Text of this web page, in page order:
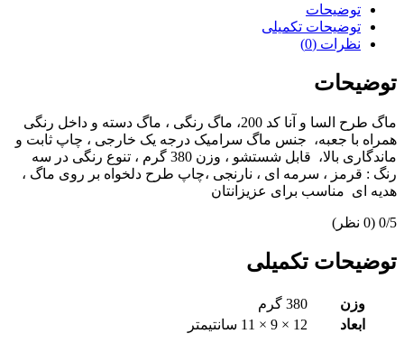
توضیحات
توضیحات تکمیلی
نظرات (0)
توضیحات
ماگ طرح السا و آنا کد 200، ماگ رنگی ، ماگ دسته و داخل رنگی
همراه با جعبه، جنس ماگ سرامیک درجه یک خارجی ، چاپ ثابت و
ماندگاری بالا، قابل شستشو ، وزن 380 گرم ، تنوع رنگی در سه
رنگ : قرمز ، سرمه ای ، نارنجی ،چاپ طرح دلخواه بر روی ماگ ،
هدیه ای مناسب برای عزیزانتان
‫0/5 ‫(0 نظر)
توضیحات تکمیلی
وزن
380 گرم
ابعاد
12 × 9 × 11 سانتیمتر